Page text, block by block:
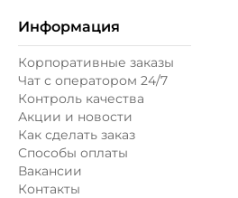
Информация
Корпоративные заказы
Чат с оператором 24/7
Контроль качества
Акции и новости
Как сделать заказ
Способы оплаты
Вакансии
Контакты